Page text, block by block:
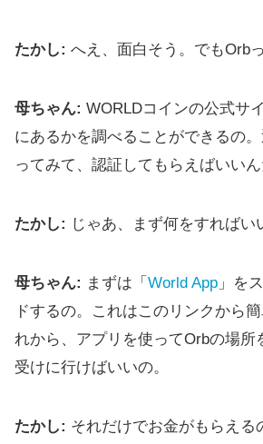
たかし: へえ、面白そう。でもOrb
母ちゃん: WORLDコインの公式サ
にあるかを調べることができるの
ってみて、認証してもらえばいいん
たかし: じゃあ、まず何をすればい
母ちゃん: まずは「 World App 」を
ドするの。これはこのリンクから
れから、アプリを使ってOrbの場所
受けに行けばいいの。
たかし: それだけでお金がもらえる